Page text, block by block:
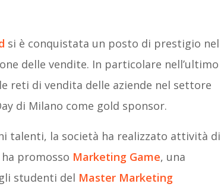
si è conquistata un posto di prestigio nel
delle vendite. In particolare nell’ultimo
reti di vendita delle aziende nel settore
di Milano come gold sponsor.
talenti, la società ha realizzato attività di
promosso Marketing Game, una
studenti del Master Marketing